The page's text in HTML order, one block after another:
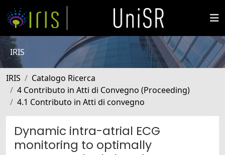
IRIS
IRIS
Catalogo Ricerca
4 Contributo in Atti di Convegno (Proceeding)
4.1 Contributo in Atti di convegno
Dynamic intra-atrial ECG
monitoring to optimally